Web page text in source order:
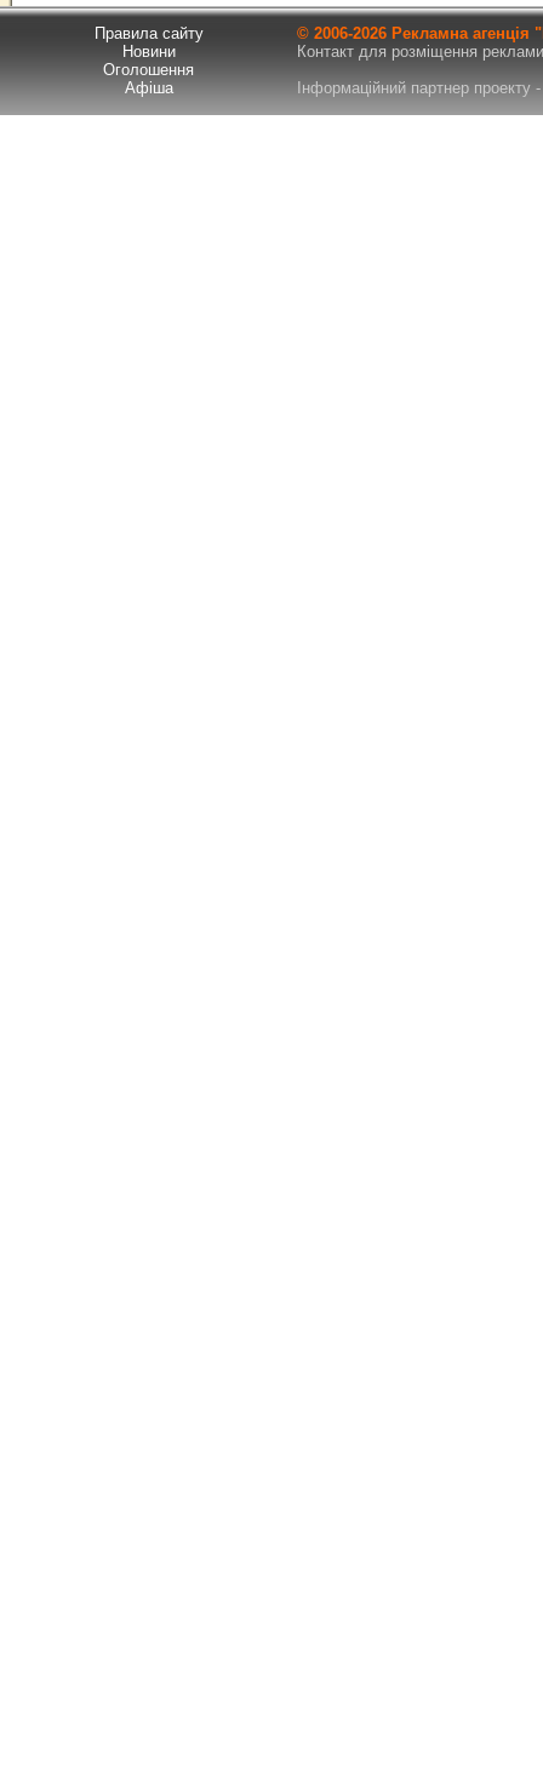
Правила сайту
Новини
Оголошення
Афіша
© 2006-2026 Рекламна
Контакт для розміщення
Інформаційний партнер проекту